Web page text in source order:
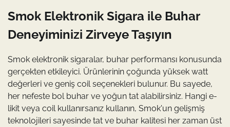
Smok Elektronik Sigara ile Buhar
Deneyiminizi Zirveye Taşıyın
Smok elektronik sigaralar, buhar performansı konusunda
gerçekten etkileyici. Ürünlerinin çoğunda yüksek watt
değerleri ve geniş coil seçenekleri bulunur. Bu sayede,
her nefeste bol buhar ve yoğun tat alabilirsiniz. Hangi e-
likit veya coil kullanırsanız kullanın, Smok'un gelişmiş
teknolojileri sayesinde tat ve buhar kalitesi her zaman üst